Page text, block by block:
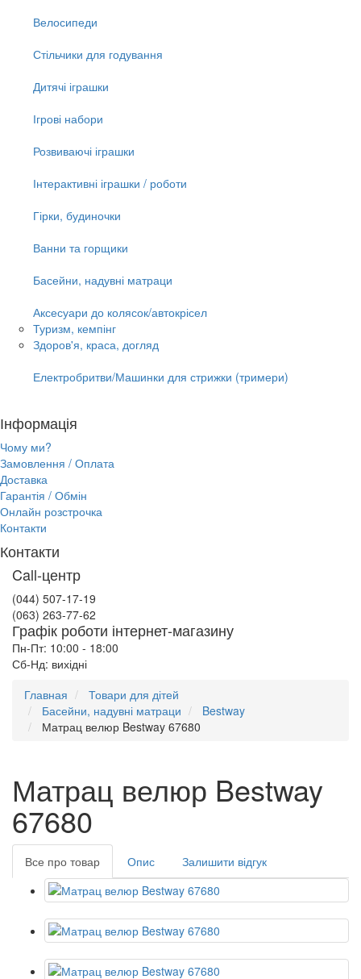
Велосипеди
Стільчики для годування
Дитячі іграшки
Ігрові набори
Розвиваючі іграшки
Інтерактивні іграшки / роботи
Гірки, будиночки
Ванни та горщики
Басейни, надувні матраци
Аксесуари до колясок/автокрісел
Туризм, кемпінг
Здоров'я, краса, догляд
Електробритви/Машинки для стрижки (тримери)
Інформація
Чому ми?
Замовлення / Оплата
Доставка
Гарантія / Обмін
Онлайн розстрочка
Контакти
Контакти
Call-центр
(044) 507-17-19
(063) 263-77-62
Графік роботи інтернет-магазину
Пн-Пт: 10:00 - 18:00
Сб-Нд: вихідні
Главная
Товари для дітей
Басейни, надувні матраци
Bestway
Матрац велюр Bestway 67680
Матрац велюр Bestway
67680
Все про товар Опис Залишити відгук